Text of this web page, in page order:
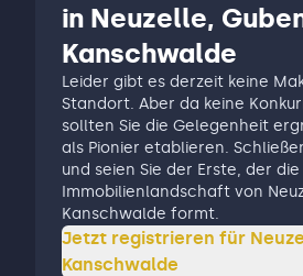
in Neuzelle,
Kanschwalde
Leider gibt es derzeit keine
Standort. Aber da keine
sollten Sie die Gelegenheit
als Pionier etablieren.
und seien Sie der Erste, der die
Immobilienlandschaft von
Kanschwalde formt.
Jetzt registrieren für
Kanschwalde